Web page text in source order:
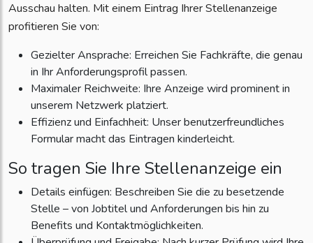
Ausschau halten. Mit einem Eintrag Ihrer Stellenanzeige
profitieren Sie von:
Gezielter Ansprache: Erreichen Sie Fachkräfte, die genau
in Ihr Anforderungsprofil passen.
Maximaler Reichweite: Ihre Anzeige wird prominent in
unserem Netzwerk platziert.
Effizienz und Einfachheit: Unser benutzerfreundliches
Formular macht das Eintragen kinderleicht.
So tragen Sie Ihre Stellenanzeige ein
Details einfügen: Beschreiben Sie die zu besetzende
Stelle – von Jobtitel und Anforderungen bis hin zu
Benefits und Kontaktmöglichkeiten.